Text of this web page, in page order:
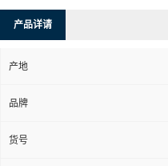
产品详请
产地
品牌
货号